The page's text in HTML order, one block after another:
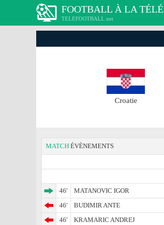
FOOTBALL À LA TÉLÉ
TELEFOOTBALL.net
Croatie
MATCH ÉVÈNEMENTS
46'
MATANOVIC IGOR
46'
BUDIMIR ANTE
46'
KRAMARIC ANDREJ